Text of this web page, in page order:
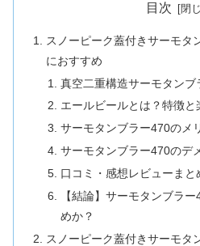
目次
スノーピーク蓋付きサーモタ
におすすめ
真空二重構造サーモタンブ
エールビールとは？特徴と
サーモタンブラー470のメ
サーモタンブラー470のデ
口コミ・感想レビューまと
【結論】サーモタンブラ
めか？
スノーピーク蓋付きサーモタ